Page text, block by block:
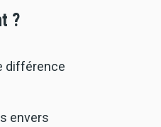
?
différence
envers